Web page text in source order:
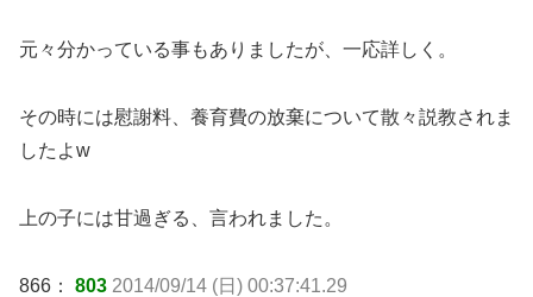
元々分かっている事もありましたが、一応詳しく。
その時には慰謝料、養育費の放棄について散々説教されま
したよw
上の子には甘過ぎる、言われました。
866： 803 2014/09/14 (日) 00:37:41.29